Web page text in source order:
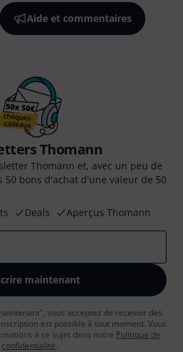
Aide et commentaires
Thomann
Thomann et, avec un peu de
50 bons d'achat d'une valeur de 50
Deals Aperçus Thomann
maintenant
vous acceptez de recevoir des
est possible à tout moment. Vous
à ce sujet dans notre Politique de
confidentialité.